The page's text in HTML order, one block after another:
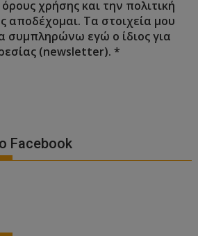
χρήσης και την πολιτική
αποδέχομαι. Τα στοιχεία μου
συμπληρώνω εγώ ο ίδιος για
(newsletter).*
Facebook